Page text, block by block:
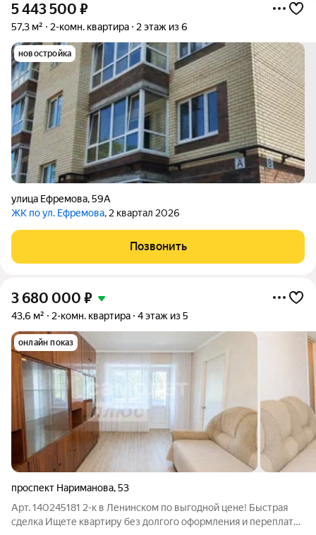
5 443 500 ₽
57,3 м² 2-комн. квартира 2 этаж из 6
новостройка
улица Ефремова,59А
ЖК по ул. Ефремова, 2 квартал 2026
Позвонить
3 680 000 ₽
43,6 м² 2-комн. квартира 4 этаж из 5
онлайн показ
проспект Нариманова,53
Арт. 140245181 2-к в Ленинском по выгодной цене! Быстрая
сделка Ищете квартиру без долгого оформления и переплат?